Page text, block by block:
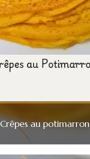
Crêpes au potimarron